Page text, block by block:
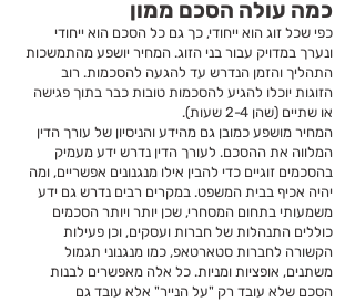
כמה עולה הסכם ממון
כפי שכל זוג הוא ייחודי, כך גם כל הסכם הוא ייחודי
ונערך במדויק עבור בני הזוג. המחיר יושפע מהתמשכות
התהליך והזמן הנדרש עד להגעה להסכמות. רוב
הזוגות יוכלו להגיע להסכמות טובות כבר בתוך פגישה
או שתיים (שהן 2-4 שעות).
המחיר מושפע כמובן גם מהידע והניסיון של עורך הדין
המלווה את ההסכם. לעורך הדין נדרש ידע מעמיק
בהסכמים זוגיים כדי להבין אילו מנגנונים אפשריים, ומה
יהיה אכיף בבית המשפט. במקרים רבים נדרש גם ידע
משמעותי בתחום המסחרי, שכן יותר ויותר הסכמים
כוללים התנהלות של חברות ועסקים, וכן פעילות
הקשורה לחברות סטארטאפ, כמו מנגנוני תגמול
משתנים, אופציות ומניות. כל אלה מאפשרים לבנות
הסכם שלא עובד רק "על הנייר" אלא עובד גם